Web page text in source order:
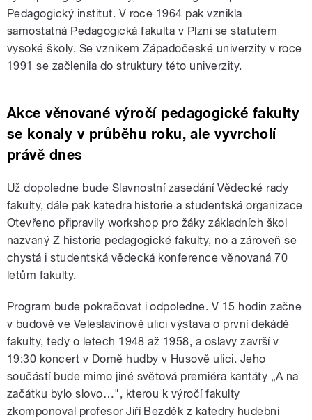
Pedagogický institut. V roce 1964 pak vznikla
samostatná Pedagogická fakulta v Plzni se statutem
vysoké školy. Se vznikem Západočeské univerzity v roce
1991 se začlenila do struktury této univerzity.
Akce věnované výročí pedagogické fakulty
se konaly v průběhu roku, ale vyvrcholí
právě dnes
Už dopoledne bude Slavnostní zasedání Vědecké rady
fakulty, dále pak katedra historie a studentská organizace
Otevřeno připravily workshop pro žáky základních škol
nazvaný Z historie pedagogické fakulty, no a zároveň se
chystá i studentská vědecká konference věnovaná 70
letům fakulty.
Program bude pokračovat i odpoledne. V 15 hodin začne
v budově ve Veleslavínově ulici výstava o první dekádě
fakulty, tedy o letech 1948 až 1958, a oslavy završí v
19:30 koncert v Domě hudby v Husově ulici. Jeho
součástí bude mimo jiné světová premiéra kantáty „A na
začátku bylo slovo…", kterou k výročí fakulty
zkomponoval profesor Jiří Bezděk z katedry hudební